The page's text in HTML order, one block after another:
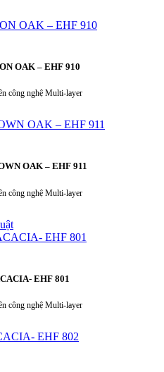
OAK – EHF 910
OAK – EHF 910
công nghệ Multi-layer
OAK – EHF 911
OAK – EHF 911
công nghệ Multi-layer
EHF 801
EHF 801
công nghệ Multi-layer
EHF 802